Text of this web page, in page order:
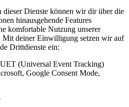
dieser Dienste können wir dir über die
hinausgehende Features
komfortable Nutzung unserer
Mit deiner Einwilligung setzen wir auf
Drittdienste ein:
(Universal Event Tracking)
Google Consent Mode,